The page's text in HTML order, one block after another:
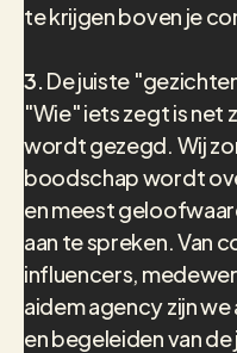
te krijgen boven je
3. De juiste
"Wie" iets zegt is net
wordt gezegd. Wij
boodschap wordt
en meest
aan te spreken. Van
influencers,
aidem agency zijn
en begeleiden van